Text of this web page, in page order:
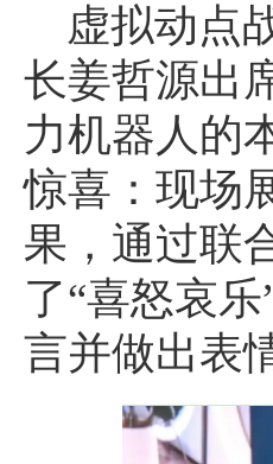
虚拟动点
长姜哲源出
力机器人的
惊喜：现场
果，通过联
了“喜怒哀
言并做出表